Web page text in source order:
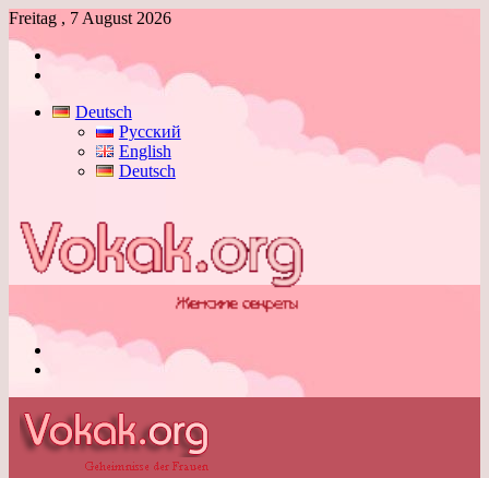
Freitag , 7 August 2026
Anmelden
Deutsch
Русский
English
Deutsch